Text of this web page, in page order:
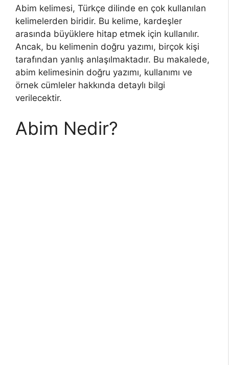
Abim kelimesi, Türkçe dilinde en çok kullanılan
kelimelerden biridir. Bu kelime, kardeşler
arasında büyüklere hitap etmek için kullanılır.
Ancak, bu kelimenin doğru yazımı, birçok kişi
tarafından yanlış anlaşılmaktadır. Bu makalede,
abim kelimesinin doğru yazımı, kullanımı ve
örnek cümleler hakkında detaylı bilgi
verilecektir.
Abim Nedir?